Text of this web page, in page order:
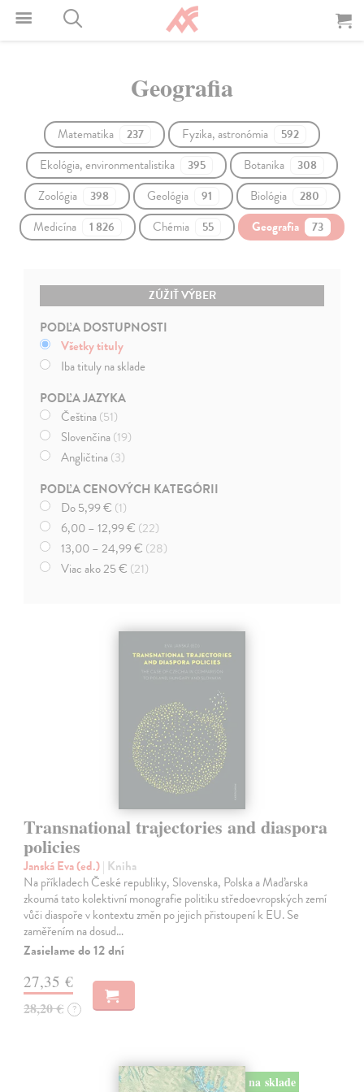
Geografia
Matematika 237 Fyzika, astronómia 592
Ekológia, environmentalistika 395 Botanika 308
Zoológia 398 Geológia 91 Biológia 280
Medicína 1 826 Chémia 55 Geografia 73
ZÚŽIŤ VÝBER
PODĽA DOSTUPNOSTI
Všetky tituly
Iba tituly na sklade
PODĽA JAZYKA
Čeština(51)
Slovenčina(19)
Angličtina(3)
PODĽA CENOVÝCH KATEGÓRII
Do 5,99 € (1)
6,00 – 12,99 € (22)
13,00 – 24,99 € (28)
Viac ako 25 € (21)
Transnational trajectories and diaspora
policies
Janská Eva (ed.)| Kniha
Na příkladech České republiky, Slovenska, Polska a Maďarska
zkoumá tato kolektivní monografie politiku středoevropských zemí
vůči diaspoře v kontextu změn po jejich přistoupení k EU. Se
zaměřením na dosud…
Zasielame do 12 dní
27,35 €
28,20 € ?
na sklade